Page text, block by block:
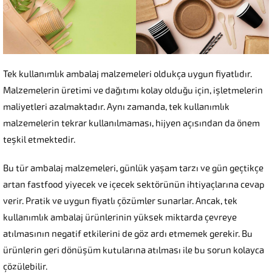
Tek kullanımlık ambalaj malzemeleri oldukça uygun fiyatlıdır.
Malzemelerin üretimi ve dağıtımı kolay olduğu için, işletmelerin
maliyetleri azalmaktadır. Aynı zamanda, tek kullanımlık
malzemelerin tekrar kullanılmaması, hijyen açısından da önem
teşkil etmektedir.
Bu tür ambalaj malzemeleri, günlük yaşam tarzı ve gün geçtikçe
artan fastfood yiyecek ve içecek sektörünün ihtiyaçlarına cevap
verir. Pratik ve uygun fiyatlı çözümler sunarlar. Ancak, tek
kullanımlık ambalaj ürünlerinin yüksek miktarda çevreye
atılmasının negatif etkilerini de göz ardı etmemek gerekir. Bu
ürünlerin geri dönüşüm kutularına atılması ile bu sorun kolayca
çözülebilir.